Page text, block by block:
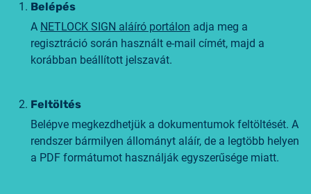
Belépés
A NETLOCK SIGN aláíró portálon adja meg a
regisztráció során használt e-mail címét, majd a
korábban beállított jelszavát.
Feltöltés
Belépve megkezdhetjük a dokumentumok feltöltését. A
rendszer bármilyen állományt aláír, de a legtöbb helyen
a PDF formátumot használják egyszerűsége miatt.